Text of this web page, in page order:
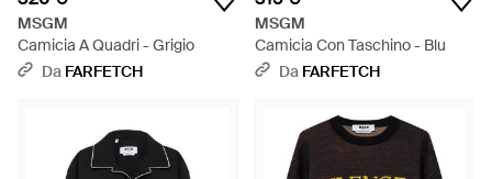
MSGM
Camicia A Quadri - Grigio
Da FARFETCH
MSGM
Camicia Con Taschino - Blu
Da FARFETCH